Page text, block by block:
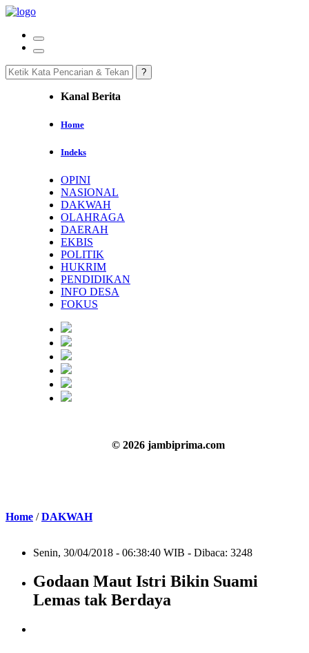
Kanal Berita
Home
Indeks
OPINI
NASIONAL
DAKWAH
OLAHRAGA
DAERAH
EKBIS
POLITIK
HUKRIM
PENDIDIKAN
INFO DESA
FOKUS
© 2026 jambiprima.com
Home /DAKWAH
Senin, 30/04/2018 - 06:38:40 WIB - Dibaca: 3248
Godaan Maut Istri Bikin Suami
Lemas tak Berdaya